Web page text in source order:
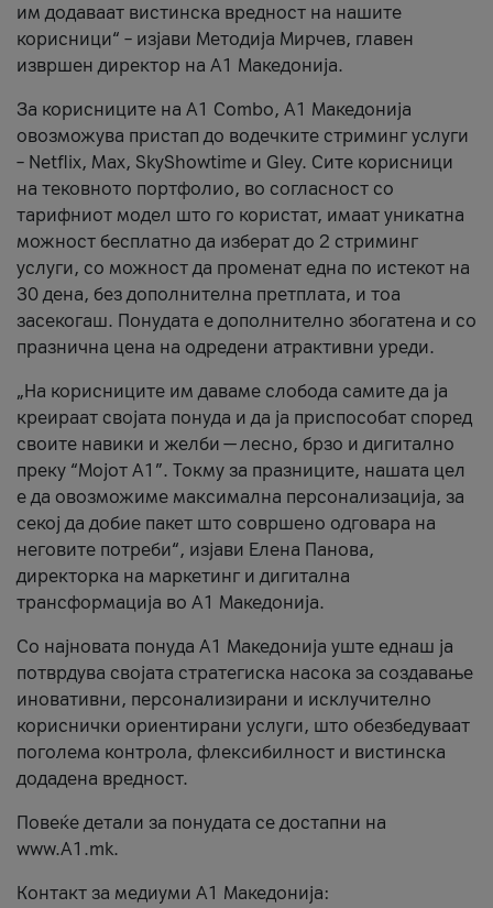
им додаваат вистинска вредност на нашите
корисници“ – изјави Методија Мирчев, главен
извршен директор на А1 Македонија.
За корисниците на A1 Combo, А1 Македонија
овозможува пристап до водечките стриминг услуги
– Netflix, Max, SkyShowtime и Gley. Сите корисници
на тековното портфолио, во согласност со
тарифниот модел што го користат, имаат уникатна
можност бесплатно да изберат до 2 стриминг
услуги, со можност да променат една по истекот на
30 дена, без дополнителна претплата, и тоа
засекогаш. Понудата е дополнително збогатена и со
празнична цена на одредени атрактивни уреди.
„На корисниците им даваме слобода самите да ја
креираат својата понуда и да ја приспособат според
своите навики и желби — лесно, брзо и дигитално
преку “Мојот А1”. Токму за празниците, нашата цел
е да овозможиме максимална персонализација, за
секој да добие пакет што совршено одговара на
неговите потреби“, изјави Елена Панова,
директорка на маркетинг и дигитална
трансформација во А1 Македонија.
Со најновата понуда А1 Македонија уште еднаш ја
потврдува својата стратегиска насока за создавање
иновативни, персонализирани и исклучително
кориснички ориентирани услуги, што обезбедуваат
поголема контрола, флексибилност и вистинска
додадена вредност.
Повеќе детали за понудата се достапни на
www.А1.mk.
Контакт за медиуми А1 Македонија: